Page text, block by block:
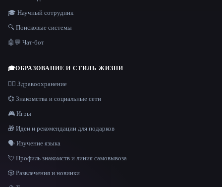
🎓 Научный сотрудник
🔍 Поисковые системы
🤖💬 Чат-бот
🎓ОБРАЗОВАНИЕ И СТИЛЬ ЖИЗНИ
👩‍⚕️ Здравоохранение
💞 Знакомства и социальные сети
🎮 Игры
🎁 Идеи и рекомендации для подарков
🗣️ Изучение языка
💘 Профиль знакомств и линия самовывоза
🎲 Развлечения и новинки